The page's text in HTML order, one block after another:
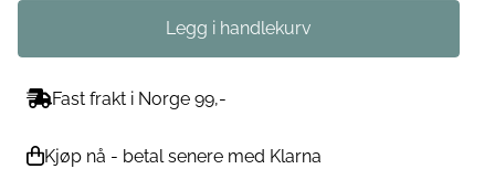
Fast frakt i Norge 99,-
Kjøp nå - betal senere med Klarna